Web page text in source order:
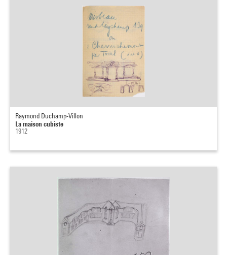
Raymond Duchamp-Villon
La maison cubiste
1912